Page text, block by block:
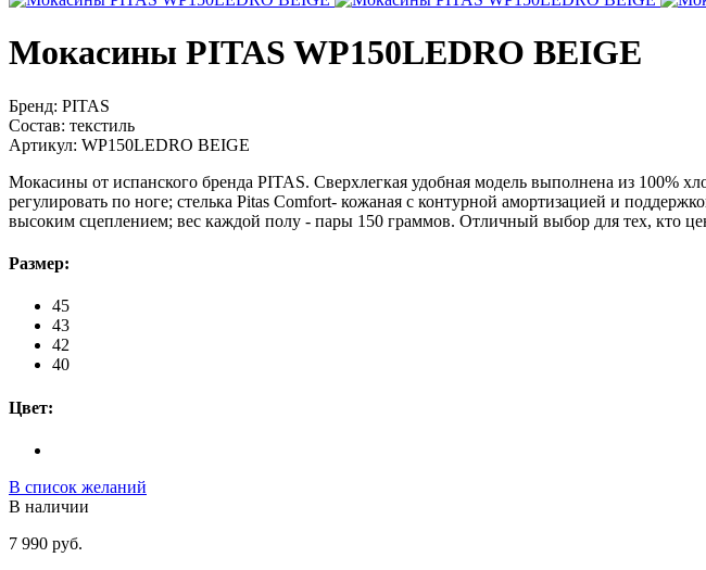
Мокасины PITAS WP150LEDRO BEIGE
Бренд: PITAS
Состав: текстиль
Артикул: WP150LEDRO BEIGE
Мокасины от испанского бренда PITAS. Сверхлегкая удобная модель выполнена из 100%
регулировать по ноге; стелька Pitas Comfort- кожаная с контурной амортизацией и
высоким сцеплением; вес каждой полу - пары 150 граммов. Отличный выбор для тех, кто
Размер:
45
43
42
40
Цвет:
В список желаний
В наличии
7 990 руб.